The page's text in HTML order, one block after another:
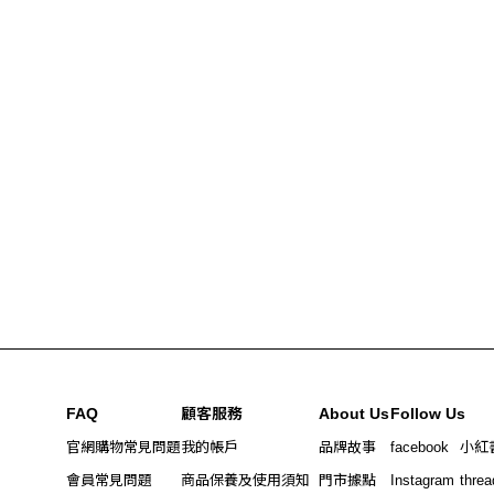
FAQ
官網購物常見問題
會員常見問題
顧客服務
我的帳戶
商品保養及使用須知
About Us
品牌故事
門市據點
Follow Us
facebook
Instagram
小紅